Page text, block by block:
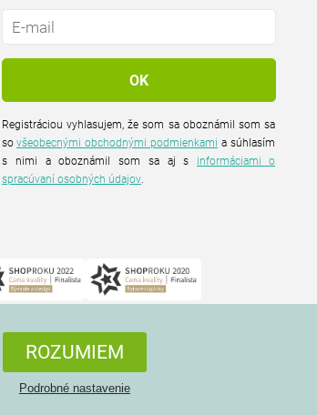
ROZUMIEM
Podrobné nastavenie
Registráciou vyhlasujem, že som sa oboznámil som sa
sovšeobecnými obchodnými podmienkami a súhlasím
s nimi a oboznámil som sa aj s informáciami o
spracúvaní osobných údajov.
práva vyhradené © 2004-2026 4home, a.s.